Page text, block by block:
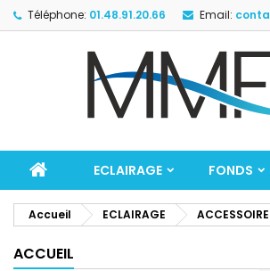
Téléphone: 01.48.91.20.66 Email:
ECLAIRAGE FONDS
Accueil ECLAIRAGE
ACCUEIL